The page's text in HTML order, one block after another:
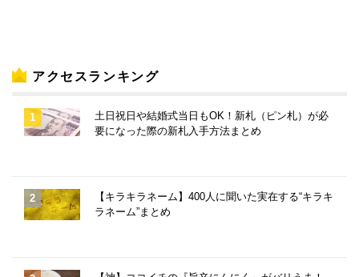
アクセスランキング
土日祝日や結婚式当日もOK！新札（ピン札）が必
要になった際の新札入手方法まとめ
【キラキラネーム】400人に聞いた実在する“キラキ
ラネーム”まとめ